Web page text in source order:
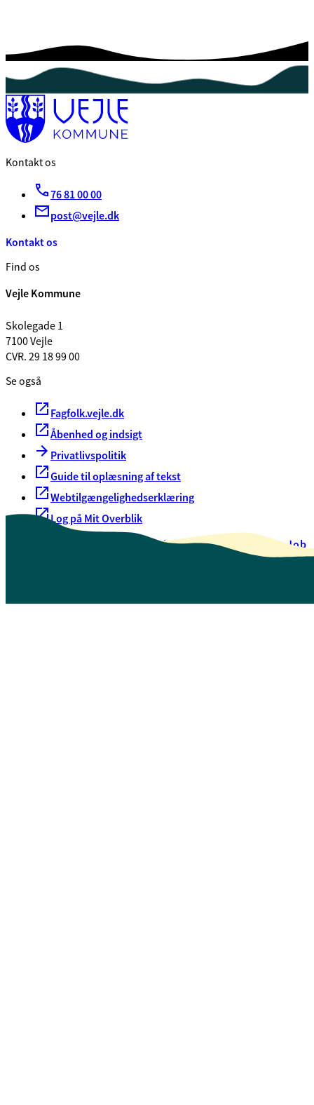
Kontakt os
76 81 00 00
post@vejle.dk
Kontakt os
Find os
Vejle Kommune
Skolegade 1
7100 Vejle
CVR. 29 18 99 00
Se også
Fagfolk.vejle.dk
Åbenhed og indsigt
Privatlivspolitik
Guide til oplæsning af tekst
Webtilgængelighedserklæring
Log på Mit Overblik
Oversigt over selvbetjeningJob